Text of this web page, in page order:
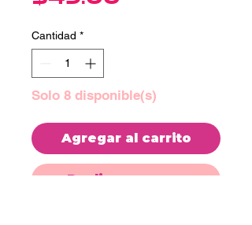
Cantidad *
Solo 8 disponible(s)
Agregar al carrito
Realizar compra